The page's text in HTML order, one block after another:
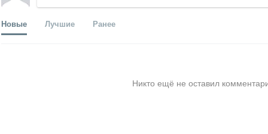
Новые Лучшие Ранее
Никто ещё не оставил